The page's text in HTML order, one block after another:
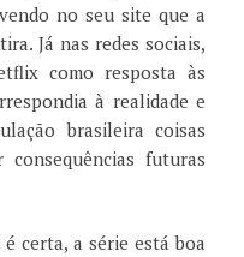
no seu site que a
Já nas redes sociais,
como resposta às
à realidade e
brasileira coisas
futuras
certa, a série está boa